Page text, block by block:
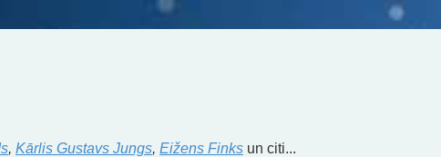
, Kārlis Gustavs Jungs, Eižens Finks un citi...